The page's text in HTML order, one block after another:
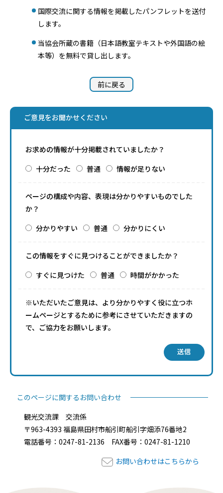
国際交流に関する情報を掲載したパンフレットを送付
します。
当協会所蔵の書籍（日本語教室テキストや外国語の絵
本等）を無料で貸し出します。
前に戻る
ご意見をお聞かせください
お求めの情報が十分掲載されていましたか？
十分だった
普通 情報が足りない
ページの構成や内容、表現は分かりやすいものでした
か？
分かりやすい
普通 分かりにくい
この情報をすぐに見つけることができましたか？
すぐに見つけた
普通 時間がかかった
※いただいたご意見は、より分かりやすく役に立つホ
ームページとするために参考にさせていただきますの
で、ご協力をお願いします。
送信
このページに関するお問い合わせ
観光交流課 交流係
〒963-4393 福島県田村市船引町船引字畑添76番地2
電話番号：0247-81-2136 FAX番号：0247-81-1210
お問い合わせはこちらから